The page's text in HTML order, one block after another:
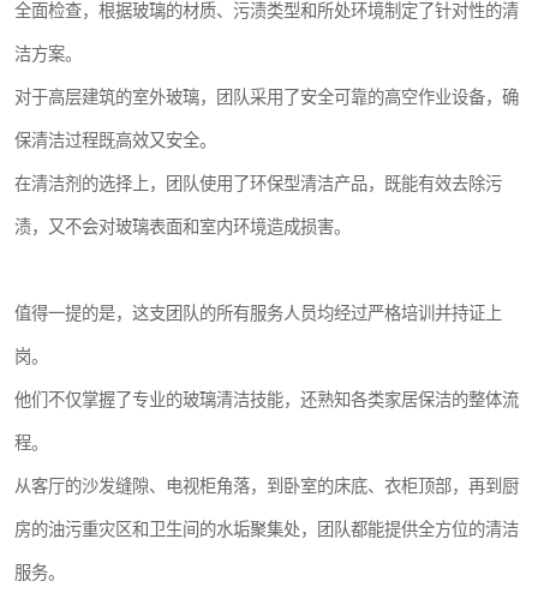
全面检查，根据玻璃的材质、污渍类型和所处环境制定了针对性的清
洁方案。
对于高层建筑的室外玻璃，团队采用了安全可靠的高空作业设备，确
保清洁过程既高效又安全。
在清洁剂的选择上，团队使用了环保型清洁产品，既能有效去除污
渍，又不会对玻璃表面和室内环境造成损害。
值得一提的是，这支团队的所有服务人员均经过严格培训并持证上
岗。
他们不仅掌握了专业的玻璃清洁技能，还熟知各类家居保洁的整体流
程。
从客厅的沙发缝隙、电视柜角落，到卧室的床底、衣柜顶部，再到厨
房的油污重灾区和卫生间的水垢聚集处，团队都能提供全方位的清洁
服务。